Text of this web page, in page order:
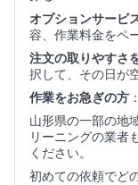
オプションサービ
容、作業料金をペ
注文の取りやすさ
択して、その日が
作業をお急ぎの方 ：
山形県の一部の地
リーニングの業者
ください。
初めての依頼でど